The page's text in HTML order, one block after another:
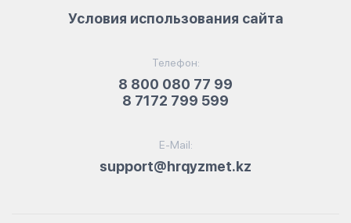
Телефон:
8 800 080 77 99
8 7172 799 599
E-Mail:
support@hrqyzmet.kz
Условия использования сайта